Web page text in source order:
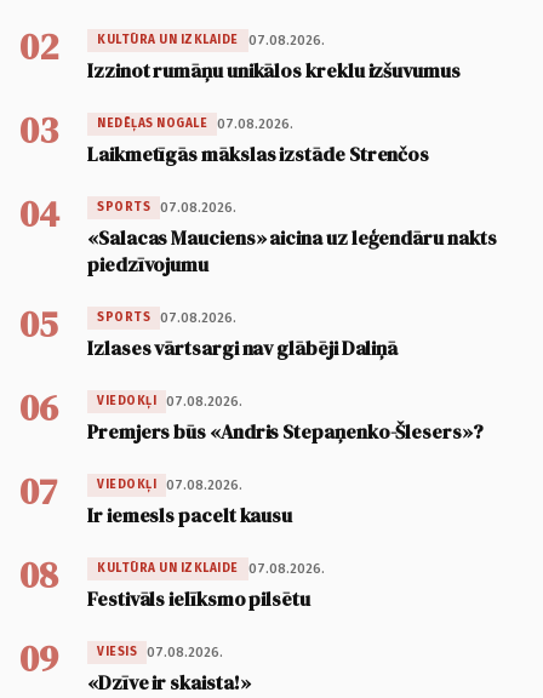
02 KULTŪRA UN IZKLAIDE 07.08.2026.
Izzinot rumāņu unikālos kreklu izšuvumus
03 NEDĒĻAS NOGALE 07.08.2026.
Laikmetīgās mākslas izstāde Strenčos
04 SPORTS 07.08.2026.
«Salacas Mauciens» aicina uz leģendāru nakts
piedzīvojumu
05 SPORTS 07.08.2026.
Izlases vārtsargi nav glābēji Daliņā
06 VIEDOKĻI 07.08.2026.
Premjers būs «Andris Stepaņenko-Šlesers»?
07 VIEDOKĻI 07.08.2026.
Ir iemesls pacelt kausu
08 KULTŪRA UN IZKLAIDE 07.08.2026.
Festivāls ielīksmo pilsētu
09 VIESIS 07.08.2026.
«Dzīve ir skaista!»